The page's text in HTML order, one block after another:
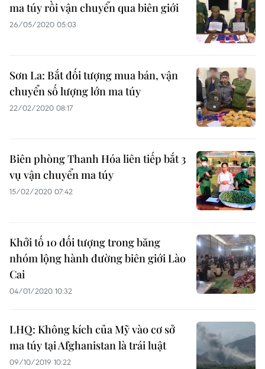
ma túy rồi vận chuyển qua biên giới
26/05/2020 05:03
Sơn La: Bắt đối tượng mua bán, vận
chuyển số lượng lớn ma túy
22/02/2020 08:17
Biên phòng Thanh Hóa liên tiếp bắt 3
vụ vận chuyển ma túy
15/02/2020 07:42
Khởi tố 10 đối tượng trong băng
nhóm lộng hành đường biên giới Lào
Cai
04/01/2020 10:32
LHQ: Không kích của Mỹ vào cơ sở
ma túy tại Afghanistan là trái luật
09/10/2019 10:22